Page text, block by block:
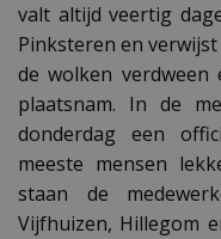
valt altijd veertig
Pinksteren en
de wolken
plaatsnam. In de
donderdag een
meeste mensen
staan de
Vijfhuizen, Hillegom